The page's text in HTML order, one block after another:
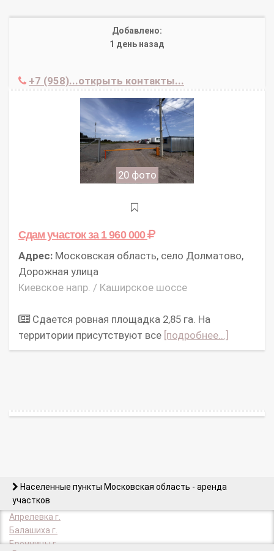
Добавлено:
1 день назад
+7 (958)...открыть контакты...
20 фото
Сдам участокза 1 960 000
Адрес: Московская область, село Долматово,
Дорожная улица
Киевское напр. / Каширское шоссе
Сдается ровная площадка 2,85 га. На
территории присутствуют все [подробнее...]
Населенные пункты Московская область - аренда
участков
Апрелевка г.
Балашиха г.
Бронницы г.